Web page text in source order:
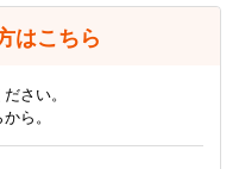
はこちら
さい。
ら。